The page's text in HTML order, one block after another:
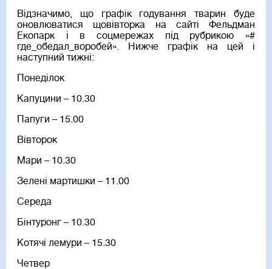
Відзначимо, що графік годування тварин буде
оновлюватися щовівторка на сайті Фельдман
Екопарк і в соцмережах під рубрикою «#
где_обедал_воробей». Нижче графік на цей і
наступний тижні:
Понеділок
Капуцини – 10.30
Папуги – 15.00
Вівторок
Мари – 10.30
Зелені мартишки – 11.00
Середа
Бінтуронг – 10.30
Котячі лемури – 15.30
Четвер